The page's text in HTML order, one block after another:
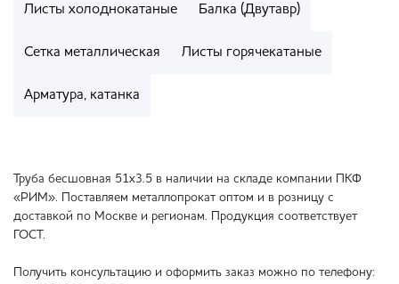
Листы холоднокатаные Балка (Двутавр)
Сетка металлическая Листы горячекатаные
Арматура, катанка
Труба бесшовная 51х3.5 в наличии на складе компании ПКФ
«РИМ». Поставляем металлопрокат оптом и в розницу с
доставкой по Москве и регионам. Продукция соответствует
ГОСТ.
Получить консультацию и оформить заказ можно по телефону: